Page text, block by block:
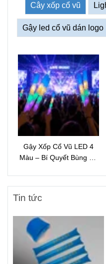
Cây xốp cổ vũ
Gậy led cổ vũ dán logo
Gậy Xốp Cổ Vũ LED 4
Màu – Bí Quyết Bùng Nổ
Tin tức